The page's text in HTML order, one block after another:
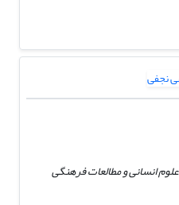
انسانی و مطالعات فرهنگی